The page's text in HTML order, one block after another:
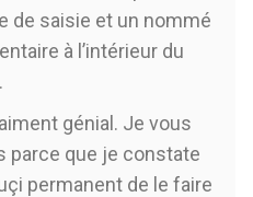
de saisie et un nommé
à l’intérieur du
génial. Je vous
parce que je constate
permanent de le faire